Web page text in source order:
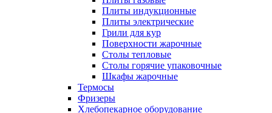
Плиты индукционные
Плиты электрические
Грили для кур
Поверхности жарочные
Столы тепловые
Столы горячие упаковочные
Шкафы жарочные
Термосы
Фризеры
Хлебопекарное оборудование